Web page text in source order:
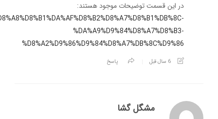
در این قسمت توضیحات موجود هستند:
%DA%A9%D9%84%D8%A7%D8%B3-
%D8%A2%D9%86%D9%84%D8%A7%DB%8C%D9%86
6 سال قبل پاسخ
مشگل گشا